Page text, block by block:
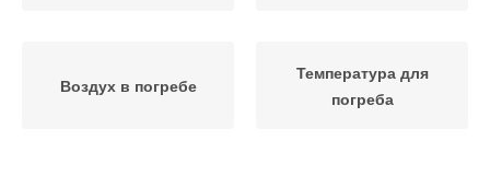
Воздух в погребе
Температура для
погреба